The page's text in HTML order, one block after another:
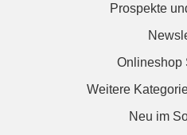
Prospekte
Onlineshop
Weitere
Neu im